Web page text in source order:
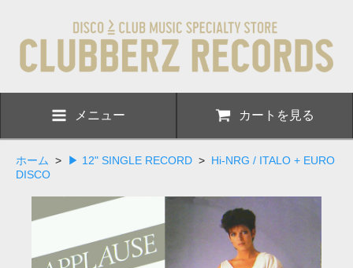
メニュー カートを見る
ホーム > ▶ 12" SINGLE RECORD > Hi-NRG / ITALO + EURO
DISCO